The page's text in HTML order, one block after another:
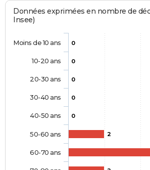
Données exprimées en nombre de
Insee)
0
0
0
0
0
2
Moins de 10 ans
10-20 ans
20-30 ans
30-40 ans
40-50 ans
50-60 ans
60-70 ans